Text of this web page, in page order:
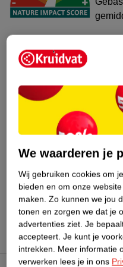
Haar - Kleurmiddelen
Bestel &
Bekijk ook
MeerKruidvat Alle
Hoe controleren wij de reviews?
We waarderen je
Wij gebruiken cookies om
bieden en om onze
maken. Zo kunnen we jou
tonen en zorgen we dat je
advertenties ziet. Je
accepteert. Je kunt je
intrekken. Meer informatie
verwerken lees je in ons